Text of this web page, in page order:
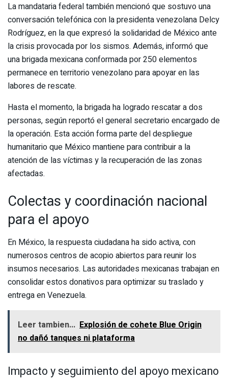
La mandataria federal también mencionó que sostuvo una
conversación telefónica con la presidenta venezolana Delcy
Rodríguez, en la que expresó la solidaridad de México ante
la crisis provocada por los sismos. Además, informó que
una brigada mexicana conformada por 250 elementos
permanece en territorio venezolano para apoyar en las
labores de rescate.
Hasta el momento, la brigada ha logrado rescatar a dos
personas, según reportó el general secretario encargado de
la operación. Esta acción forma parte del despliegue
humanitario que México mantiene para contribuir a la
atención de las víctimas y la recuperación de las zonas
afectadas.
Colectas y coordinación nacional
para el apoyo
En México, la respuesta ciudadana ha sido activa, con
numerosos centros de acopio abiertos para reunir los
insumos necesarios. Las autoridades mexicanas trabajan en
consolidar estos donativos para optimizar su traslado y
entrega en Venezuela.
Leer tambien... Explosión de cohete Blue Origin
no dañó tanques ni plataforma
Impacto y seguimiento del apoyo mexicano